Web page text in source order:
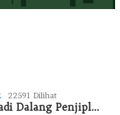
22591 Dilihat
Dalang Penjipl…